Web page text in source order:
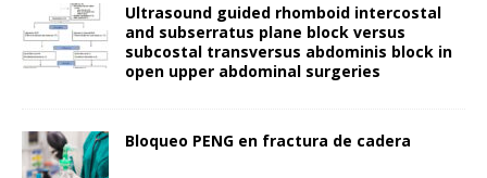
Ultrasound guided rhomboid intercostal
and subserratus plane block versus
subcostal transversus abdominis block in
open upper abdominal surgeries
Bloqueo PENG en fractura de cadera